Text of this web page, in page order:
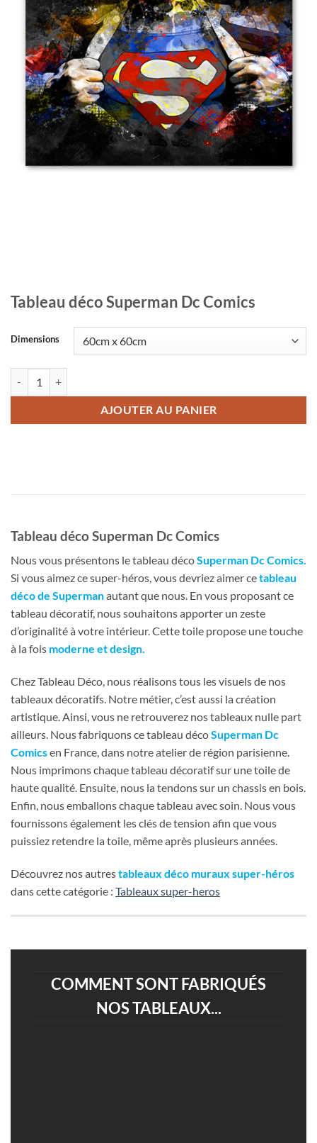
Tableau déco Superman Dc Comics
Dimensions
AJOUTER AU PANIER
Tableau déco Superman Dc Comics
Nous vous présentons le tableau décoSuperman Dc Comics.
Si vous aimez ce super-héros, vous devriez aimer cetableau
déco de Supermanautant que nous. En vous proposant ce
tableau décoratif, nous souhaitons apporter un zeste
d’originalité à votre intérieur. Cette toile propose une touche
à la fois moderne et design.
Chez Tableau Déco, nous réalisons tous les visuels de nos
tableaux décoratifs. Notre métier, c’est aussi la création
artistique. Ainsi, vous ne retrouverez nos tableaux nulle part
ailleurs. Nous fabriquons ce tableau décoSuperman Dc
Comicsen France, dans notre atelier de région parisienne.
Nous imprimons chaque tableau décoratif sur une toile de
haute qualité. Ensuite, nous la tendons sur un chassis en bois.
Enfin, nous emballons chaque tableau avec soin. Nous vous
fournissons également les clés de tension afin que vous
puissiez retendre la toile, même après plusieurs années.
Découvrez nos autrestableaux déco muraux super-héros
dans cette catégorie : Tableaux super-heros
COMMENT SONT FABRIQUÉS
NOS TABLEAUX...